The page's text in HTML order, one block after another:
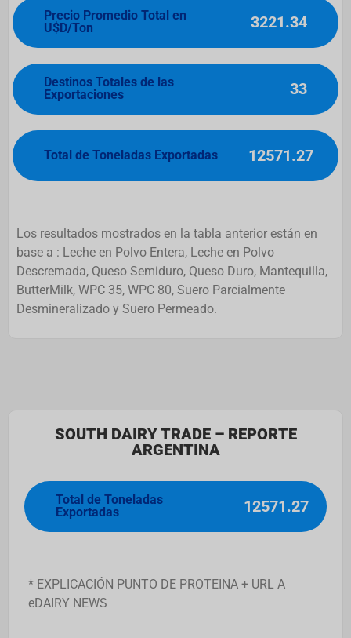
Precio Promedio Total en
U$D/Ton
3221.34
Destinos Totales de las
Exportaciones
33
Total de Toneladas Exportadas 12571.27
Los resultados mostrados en la tabla anterior están en
base a : Leche en Polvo Entera, Leche en Polvo
Descremada, Queso Semiduro, Queso Duro, Mantequilla,
ButterMilk, WPC 35, WPC 80, Suero Parcialmente
Desmineralizado y Suero Permeado.
SOUTH DAIRY TRADE – REPORTE
ARGENTINA
Total de Toneladas
Exportadas
12571.27
* EXPLICACIÓN PUNTO DE PROTEINA + URL A
eDAIRY NEWS